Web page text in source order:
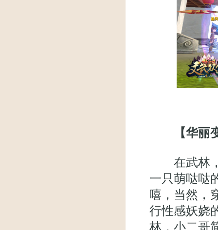
【华丽
在武林，
一只萌哒哒
嘻，当然，
行性感妖娆
林，小二哥